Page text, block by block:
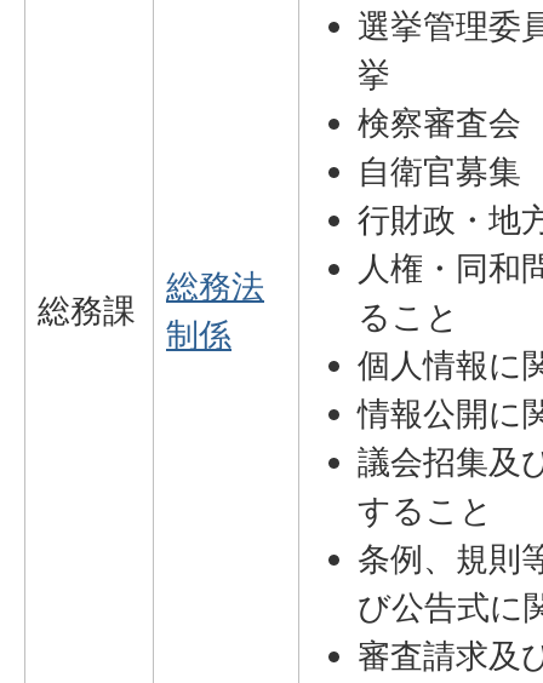
総務課
総務法
制係
選挙管理委
挙
検察審査会
自衛官募集
行財政・地
人権・同和
ること
個人情報に
情報公開に
議会招集及
すること
条例、規則
び公告式に
審査請求及